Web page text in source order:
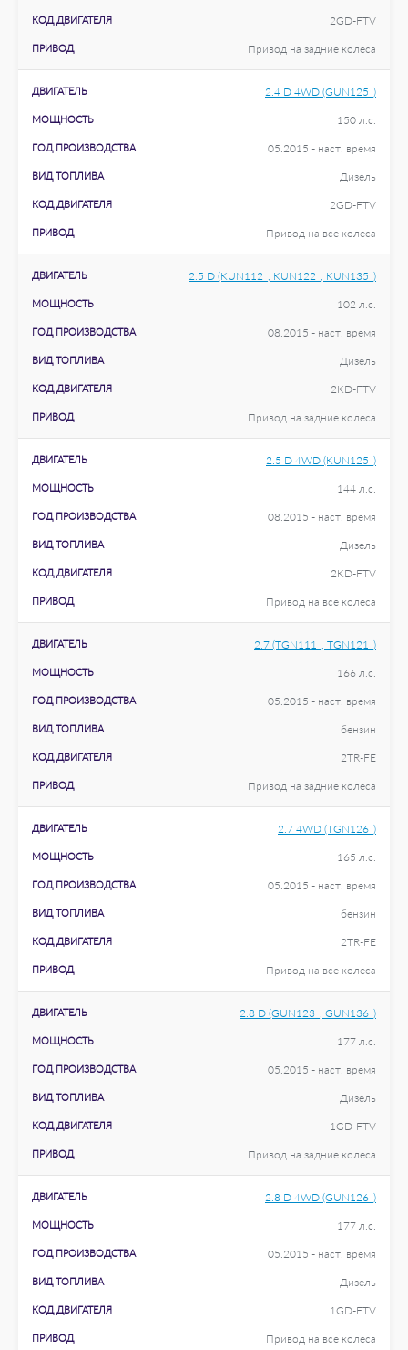
КОД ДВИГАТЕЛЯ 2GD-FTV
ПРИВОД Привод на задние колеса
ДВИГАТЕЛЬ 2.4 D 4WD (GUN125_)
МОЩНОСТЬ 150 л.с.
ГОД ПРОИЗВОДСТВА 05.2015 - наст. время
ВИД ТОПЛИВА Дизель
КОД ДВИГАТЕЛЯ 2GD-FTV
ПРИВОД Привод на все колеса
ДВИГАТЕЛЬ 2.5 D (KUN112_, KUN122_, KUN135_)
МОЩНОСТЬ 102 л.с.
ГОД ПРОИЗВОДСТВА 08.2015 - наст. время
ВИД ТОПЛИВА Дизель
КОД ДВИГАТЕЛЯ 2KD-FTV
ПРИВОД Привод на задние колеса
ДВИГАТЕЛЬ 2.5 D 4WD (KUN125_)
МОЩНОСТЬ 144 л.с.
ГОД ПРОИЗВОДСТВА 08.2015 - наст. время
ВИД ТОПЛИВА Дизель
КОД ДВИГАТЕЛЯ 2KD-FTV
ПРИВОД Привод на все колеса
ДВИГАТЕЛЬ 2.7 (TGN111_, TGN121_)
МОЩНОСТЬ 166 л.с.
ГОД ПРОИЗВОДСТВА 05.2015 - наст. время
ВИД ТОПЛИВА бензин
КОД ДВИГАТЕЛЯ 2TR-FE
ПРИВОД Привод на задние колеса
ДВИГАТЕЛЬ 2.7 4WD (TGN126_)
МОЩНОСТЬ 165 л.с.
ГОД ПРОИЗВОДСТВА 05.2015 - наст. время
ВИД ТОПЛИВА бензин
КОД ДВИГАТЕЛЯ 2TR-FE
ПРИВОД Привод на все колеса
ДВИГАТЕЛЬ 2.8 D (GUN123_, GUN136_)
МОЩНОСТЬ 177 л.с.
ГОД ПРОИЗВОДСТВА 05.2015 - наст. время
ВИД ТОПЛИВА Дизель
КОД ДВИГАТЕЛЯ 1GD-FTV
ПРИВОД Привод на задние колеса
ДВИГАТЕЛЬ 2.8 D 4WD (GUN126_)
МОЩНОСТЬ 177 л.с.
ГОД ПРОИЗВОДСТВА 05.2015 - наст. время
ВИД ТОПЛИВА Дизель
КОД ДВИГАТЕЛЯ 1GD-FTV
ПРИВОД Привод на все колеса